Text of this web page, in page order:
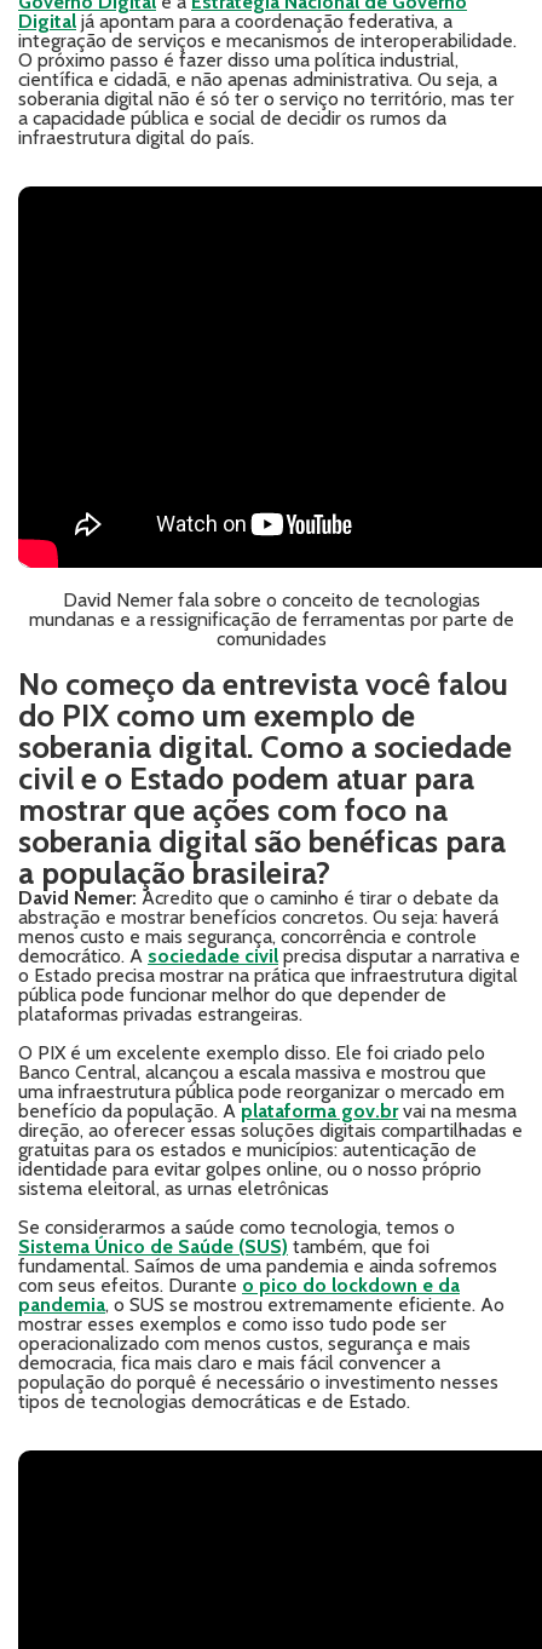
Digital já apontam para a coordenação federativa, a
integração de serviços e mecanismos de interoperabilidade.
O próximo passo é fazer disso uma política industrial,
científica e cidadã, e não apenas administrativa. Ou seja, a
soberania digital não é só ter o serviço no território, mas ter
a capacidade pública e social de decidir os rumos da
infraestrutura digital do país.
David Nemer fala sobre o conceito de tecnologias
mundanas e a ressignificação de ferramentas por parte de
comunidades
No começo da entrevista você falou
do PIX como um exemplo de
soberania digital. Como a sociedade
civil e o Estado podem atuar para
mostrar que ações com foco na
soberania digital são benéficas para
a população brasileira?
David Nemer: Acredito que o caminho é tirar o debate da
abstração e mostrar benefícios concretos. Ou seja: haverá
menos custo e mais segurança, concorrência e controle
democrático. A sociedade civil precisa disputar a narrativa e
o Estado precisa mostrar na prática que infraestrutura digital
pública pode funcionar melhor do que depender de
plataformas privadas estrangeiras.
O PIX é um excelente exemplo disso. Ele foi criado pelo
Banco Central, alcançou a escala massiva e mostrou que
uma infraestrutura pública pode reorganizar o mercado em
benefício da população. Aplataforma gov.brvai na mesma
direção, ao oferecer essas soluções digitais compartilhadas e
gratuitas para os estados e municípios: autenticação de
identidade para evitar golpes online, ou o nosso próprio
sistema eleitoral, as urnas eletrônicas
Se considerarmos a saúde como tecnologia, temos o
Sistema Único de Saúde (SUS) também, que foi
fundamental. Saímos de uma pandemia e ainda sofremos
com seus efeitos. Durante o pico do lockdown e da
pandemia, o SUS se mostrou extremamente eficiente. Ao
mostrar esses exemplos e como isso tudo pode ser
operacionalizado com menos custos, segurança e mais
democracia, fica mais claro e mais fácil convencer a
população do porquê é necessário o investimento nesses
tipos de tecnologias democráticas e de Estado.